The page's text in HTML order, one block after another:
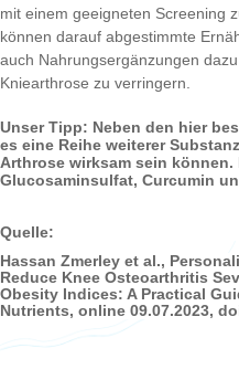
mit einem geeigneten Screening
können darauf abgestimmte
auch Nahrungsergänzungen
Kniearthrose zu verringern.
Unser Tipp: Neben den hier
es eine Reihe weiterer
Arthrose wirksam sein können.
Glucosaminsulfat, Curcumin
Quelle:
Hassan Zmerley et al.,
Reduce Knee Osteoarthritis
Obesity Indices: A Practical
Nutrients, online 09.07.2023,